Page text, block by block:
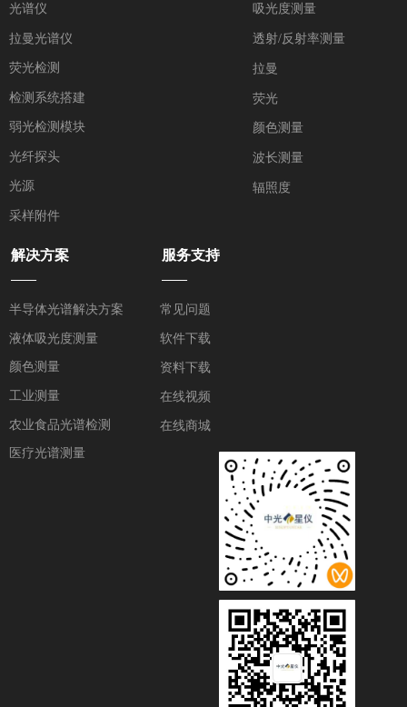
光谱仪
拉曼光谱仪
荧光检测
检测系统搭建
弱光检测模块
光纤探头
光源
采样附件
吸光度测量
透射/反射率测量
拉曼
荧光
颜色测量
波长测量
辐照度
半导体光谱解决方案
液体吸光度测量
颜色测量
工业测量
农业食品光谱检测
医疗光谱测量
解决方案
——
常见问题
软件下载
资料下载
在线视频
在线商城
服务支持
——